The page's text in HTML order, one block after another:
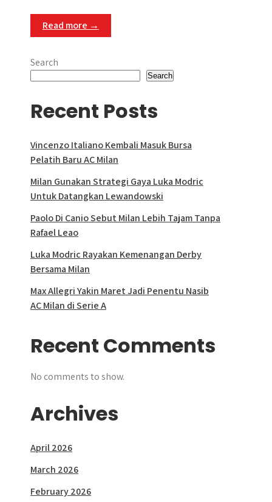
Read more →
Search
Search
Recent Posts
Vincenzo Italiano Kembali Masuk Bursa
Pelatih Baru AC Milan
Milan Gunakan Strategi Gaya Luka Modric
Untuk Datangkan Lewandowski
Paolo Di Canio Sebut Milan Lebih Tajam Tanpa
Rafael Leao
Luka Modric Rayakan Kemenangan Derby
Bersama Milan
Max Allegri Yakin Maret Jadi Penentu Nasib
AC Milan di Serie A
Recent Comments
No comments to show.
Archives
April 2026
March 2026
February 2026